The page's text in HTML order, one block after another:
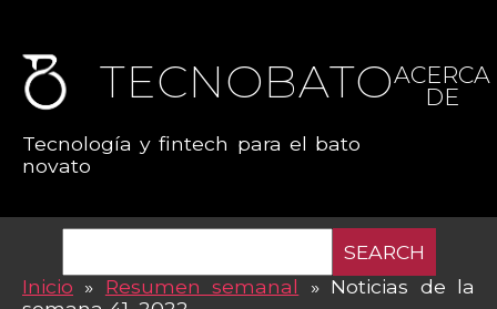
TECNOBATO
Tecnología y fintech para el bato
novato
ACERCA
DE
SEARCH
Inicio » Resumen semanal » Noticias de la